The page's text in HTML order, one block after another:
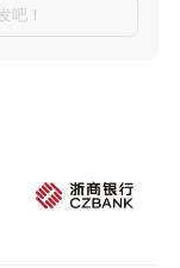
吧！